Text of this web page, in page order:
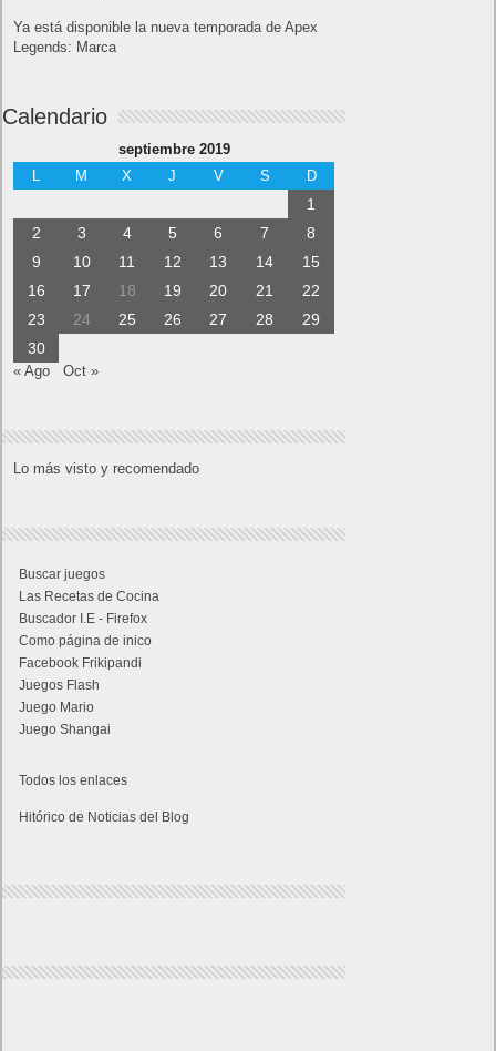
Ya está disponible la nueva temporada de Apex
Legends: Marca
Calendario
septiembre 2019
M X J V S D
1
2
3 4 5 6 7
8
9
10 11 12 13 14
15
16
17 18 19 20 21
22
23
24 25 26 27 28
29
30
« Ago Oct »
Lo más visto y recomendado
Buscar juegos
Las Recetas de Cocina
Buscador I.E - Firefox
Como página de inico
Facebook Frikipandi
Juegos Flash
Juego Mario
Juego Shangai
Todos los enlaces
Hitórico de Noticias del Blog